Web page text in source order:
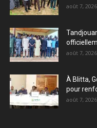
août 7, 2026
août 7, 2026
À Blitta,
pour
août 7, 2026